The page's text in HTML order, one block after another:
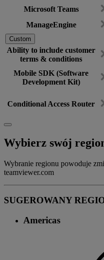
Microsoft Teams
ManageEngine
Custom
Ability to include customer
terms & conditions
Mobile SDK (Software
Development Kit)
Conditional Access Router
Wybierz swój
Wybranie regionu powoduje
teamviewer.com
SUGEROWANY
Americas